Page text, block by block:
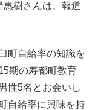
惠樹さんは、報道
町自給率の知識を
期の寿都町教育
性5名とお会いし
自給率に興味を持